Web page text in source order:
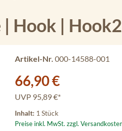
Hook |
Artikel-Nr. 000-14588-001
Verkaufspreis:
66,90 €
UVP 95,89 €*
Inhalt: 1 Stück
Preise inkl. MwSt. zzgl.